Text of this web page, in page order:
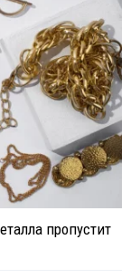
пропустит